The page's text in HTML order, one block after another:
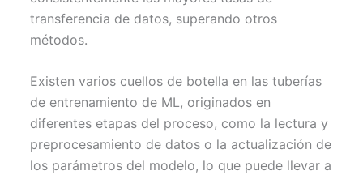
transferencia de datos, superando otros
métodos.
Existen varios cuellos de botella en las tuberías
de entrenamiento de ML, originados en
diferentes etapas del proceso, como la lectura y
preprocesamiento de datos o la actualización de
los parámetros del modelo, lo que puede llevar a